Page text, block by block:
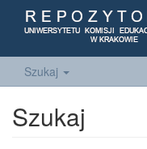
Szukaj
Szukaj